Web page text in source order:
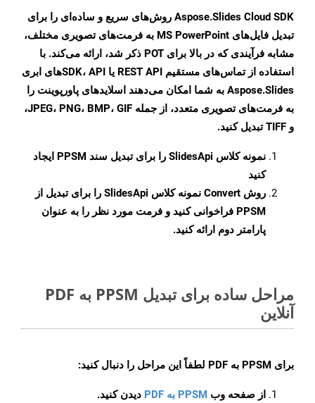
Aspose.Slides Cloud SDK روش‌های سریع و ساده‌ای را برای
تبدیل فایل‌های MS PowerPoint به فرمت‌های تصویری مختلف،
مشابه فرآیندی که در بالا برای POT ذکر شد، ارائه می‌کند. با
استفاده از تماس‌های مستقیم REST API یا SDK، APIهای ابری
Aspose.Slides به شما امکان می‌دهند اسلایدهای پاورپوینت را
به فرمت‌های تصویری متعدد، از جمله JPEG، PNG، BMP، GIF،
و TIFF تبدیل کنید.
نمونه کلاس SlidesApi
را برای تبدیل سند PPSM ایجاد
کنید
روش Convert
نمونه کلاس SlidesApi را برای تبدیل از
PPSM فراخوانی کنید و فرمت مورد نظر را به عنوان
پارامتر دوم ارائه کنید.
مراحل ساده برای تبدیل PPSM به PDF
آنلاین
برای PPSM به PDF لطفاً این مراحل را دنبال کنید:
از صفحه وب PPSM به PDF
دیدن کنید.